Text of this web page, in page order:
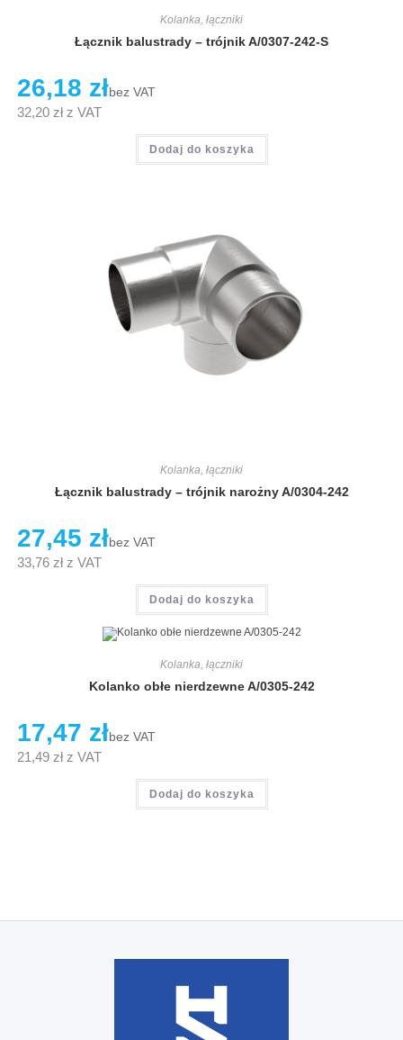
Kolanka, łączniki
Łącznik balustrady – trójnik A/0307-242-S
26,18 złbez VAT
32,20 złz VAT
Dodaj do koszyka
Kolanka, łączniki
Łącznik balustrady – trójnik narożny A/0304-242
27,45 złbez VAT
33,76 złz VAT
Dodaj do koszyka
Kolanka, łączniki
Kolanko obłe nierdzewne A/0305-242
17,47 złbez VAT
21,49 złz VAT
Dodaj do koszyka